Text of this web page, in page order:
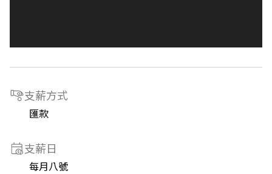
支薪方式
匯款
支薪日
每月八號